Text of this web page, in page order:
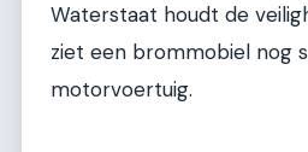
Waterstaat houdt de
ziet een brommobiel nog
motorvoertuig.